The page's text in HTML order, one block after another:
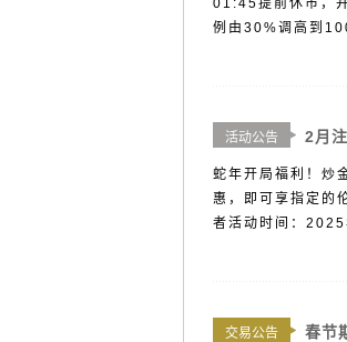
01:45提前休市，
例由30%调高到
活动公告 2月
蛇年开局福利！炒
惠，即可享指定的
者活动时间：
交易公告 春节